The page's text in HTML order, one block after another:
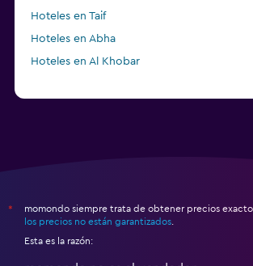
Hoteles en Taif
Hoteles en Abha
Hoteles en Al Khobar
*
momondo siempre trata de obtener precios
los precios no están garantizados
Esta es la razón: